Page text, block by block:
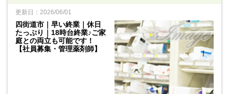
更新日：2026/06/01
四街道市｜早い終業｜休日
たっぷり｜18時台終業♪ご家
庭との両立も可能です！
【社員募集・管理薬剤師】